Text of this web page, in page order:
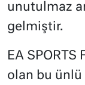
unutulmaz
gelmiştir.
EA
olan bu